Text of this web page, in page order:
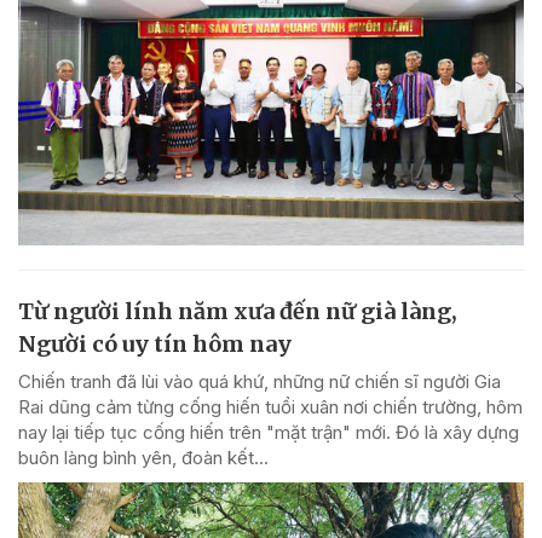
Từ người lính năm xưa đến nữ già làng,
Người có uy tín hôm nay
Chiến tranh đã lùi vào quá khứ, những nữ chiến sĩ người Gia
Rai dũng cảm từng cống hiến tuổi xuân nơi chiến trường, hôm
nay lại tiếp tục cống hiến trên "mặt trận" mới. Đó là xây dựng
buôn làng bình yên, đoàn kết...